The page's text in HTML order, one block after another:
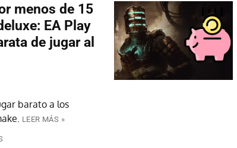
menos de 15
EA Play
de jugar al
barato a los
LEER MÁS »